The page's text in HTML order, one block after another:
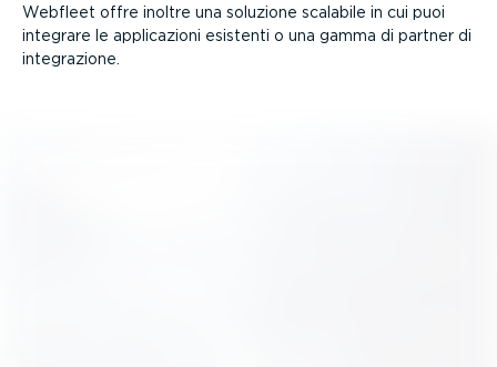
Webfleet offre inoltre una soluzione scalabile in cui puoi
integrare le appli­ca­zioni esistenti o una gamma di partner di
integra­zione.